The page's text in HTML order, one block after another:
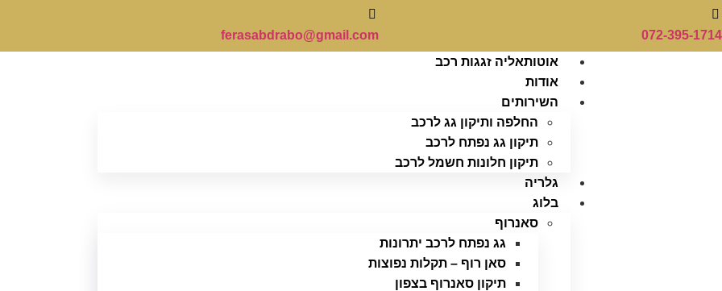
072-395-1714
ferasabdrabo@gmail.com
אוטותאליה זגגות רכב
אודות
השירותים
החלפה ותיקון גג לרכב
תיקון גג נפתח לרכב
תיקון חלונות חשמל לרכב
גלריה
בלוג
סאנרוף
גג נפתח לרכב יתרונות
סאן רוף – תקלות נפוצות
תיקון סאנרוף בצפון